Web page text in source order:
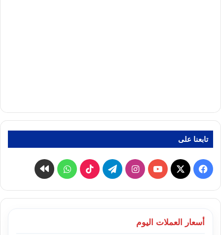
تابعنا على
فيسبوك
‫X
‫YouTubeانستقرامتيلقرام ‫TikTokواتسابكواى
أسعار العملات اليوم